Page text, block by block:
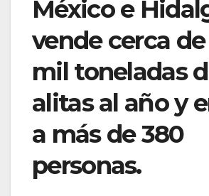
México e
vende cerca
mil toneladas
alitas al año y
a más de 380
personas.